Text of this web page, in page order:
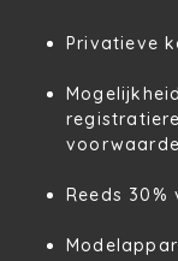
Privatieve
Reeds